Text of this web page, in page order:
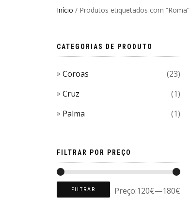
Início / Produtos etiquetados com “Roma”
CATEGORIAS DE PRODUTO
Coroas
(23)
Cruz
(1)
Palma
(1)
FILTRAR POR PREÇO
FILTRAR Preço:120€—180€